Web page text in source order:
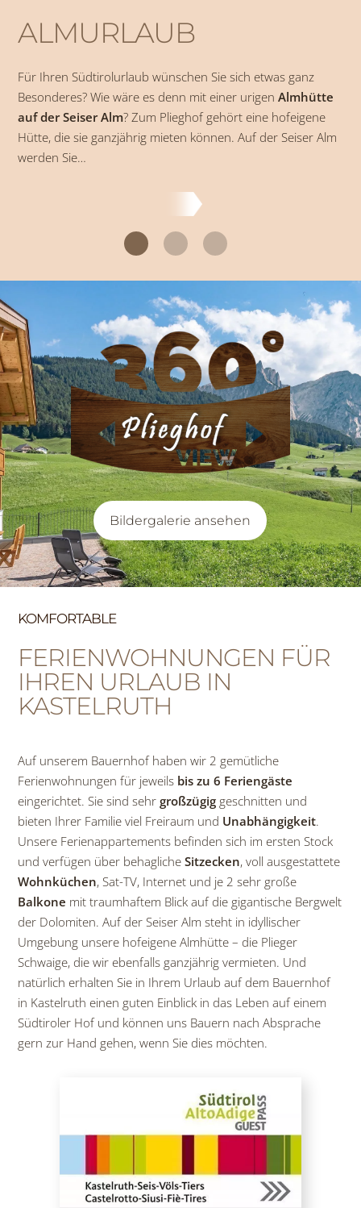
AKTIVSOMMER
Europas größte Hochalmund 300 Sonnentage im Jahr –
diese Kombination ist wie geschaffen, um auch Ihre
ambitioniertesten Träume vom Wanderurlaub auf der
Seiser Alm wahr zu machen. Schier endlose
blumenübersäte Almwiesen…
Bildergalerie ansehen
KOMFORTABLE
FERIENWOHNUNGEN FÜR
IHREN URLAUB IN
KASTELRUTH
Auf unserem Bauernhof haben wir 2 gemütliche
Ferienwohnungen für jeweils bis zu 6 Feriengäste
eingerichtet. Sie sind sehrgroßzügig geschnitten und
bieten Ihrer Familie viel Freiraum und Unabhängigkeit.
Unsere Ferienappartements befinden sich im ersten Stock
und verfügen über behaglicheSitzecken, voll ausgestattete
Wohnküchen, Sat-TV, Internet und je 2 sehr große
Balkone mit traumhaftem Blick auf die gigantische Bergwelt
der Dolomiten. Auf der Seiser Alm steht in idyllischer
Umgebung unsere hofeigene Almhütte – die Plieger
Schwaige, die wir ebenfalls ganzjährig vermieten. Und
natürlich erhalten Sie in Ihrem Urlaub auf dem Bauernhof
in Kastelruth einen guten Einblick in das Leben auf einem
Südtiroler Hof und können uns Bauern nach Absprache
gern zur Hand gehen, wenn Sie dies möchten.